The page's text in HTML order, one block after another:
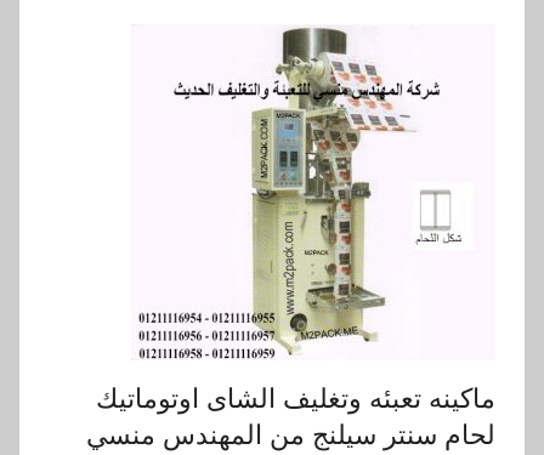
ماكينه تعبئه وتغليف الشاى اوتوماتيك
لحام سنتر سيلنج من المهندس منسي